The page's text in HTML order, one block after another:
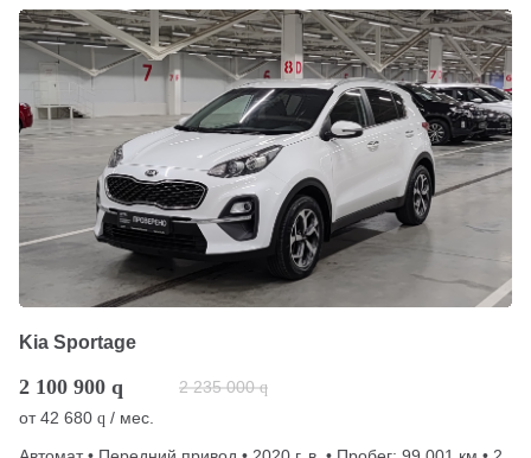
Kia Sportage
2 100 900 q 2 235 000 q
от42 680 q / мес.